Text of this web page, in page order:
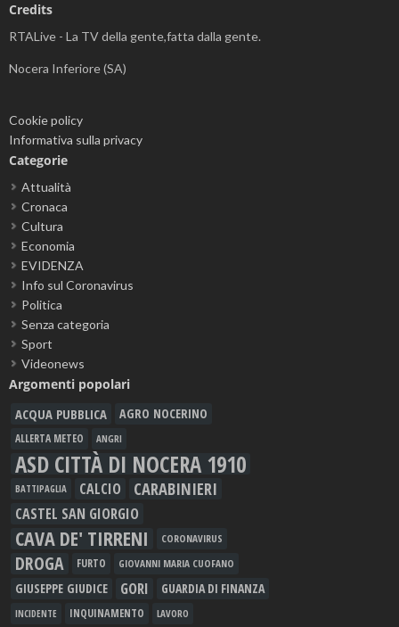
Credits
RTALive - La TV della gente,fatta dalla gente.
Nocera Inferiore (SA)
Cookie policy
Informativa sulla privacy
Categorie
Attualità
Cronaca
Cultura
Economia
EVIDENZA
Info sul Coronavirus
Politica
Senza categoria
Sport
Videonews
Argomenti popolari
ACQUA PUBBLICA AGRO NOCERINO
ALLERTA METEO ANGRI
ASD CITTÀ DI NOCERA 1910
BATTIPAGLIA CALCIO CARABINIERI
CASTEL SAN GIORGIO
CAVA DE' TIRRENI CORONAVIRUS
DROGA FURTO GIOVANNI MARIA CUOFANO
GIUSEPPE GIUDICE GORI GUARDIA DI FINANZA
INCIDENTE INQUINAMENTO LAVORO